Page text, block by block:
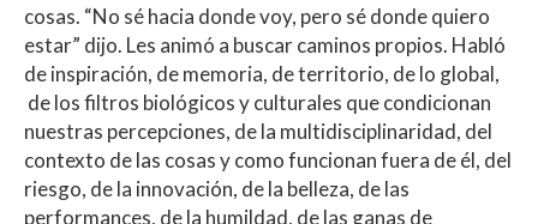
cosas. “No sé hacia donde voy, pero sé donde quiero
estar” dijo. Les animó a buscar caminos propios. Habló
de inspiración, de memoria, de territorio, de lo global,
de los filtros biológicos y culturales que condicionan
nuestras percepciones, de la multidisciplinaridad, del
contexto de las cosas y como funcionan fuera de él, del
riesgo, de la innovación, de la belleza, de las
performances, de la humildad, de las ganas de